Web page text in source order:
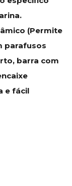
(Permite
parafusos
barra com
e fácil